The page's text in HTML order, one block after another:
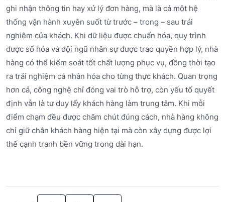
ghi nhận thông tin hay xử lý đơn hàng, mà là cả một hệ
thống vận hành xuyên suốt từ trước – trong – sau trải
nghiệm của khách. Khi dữ liệu được chuẩn hóa, quy trình
được số hóa và đội ngũ nhân sự được trao quyền hợp lý, nhà
hàng có thể kiểm soát tốt chất lượng phục vụ, đồng thời tạo
ra trải nghiệm cá nhân hóa cho từng thực khách. Quan trọng
hơn cả, công nghệ chỉ đóng vai trò hỗ trợ, còn yếu tố quyết
định vẫn là tư duy lấy khách hàng làm trung tâm. Khi mỗi
điểm chạm đều được chăm chút đúng cách, nhà hàng không
chỉ giữ chân khách hàng hiện tại mà còn xây dựng được lợi
thế cạnh tranh bền vững trong dài hạn.